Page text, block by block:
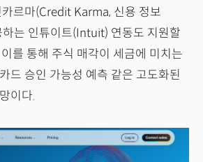
르마(Credit Karma, 신용 정보
는 인튜이트(Intuit) 연동도 지원할
를 통해 주식 매각이 세금에 미치는
드 승인 가능성 예측 같은 고도화된
이다.